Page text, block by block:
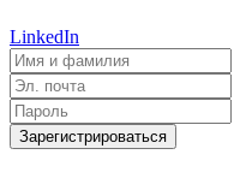
LinkedIn
Зарегистрироваться